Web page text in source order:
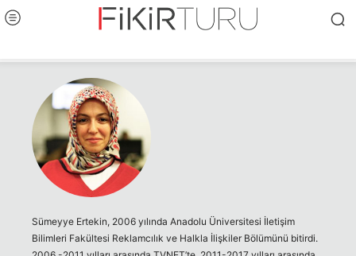
Sümeyye Ertekin, 2006 yılında Anadolu Üniversitesi İletişim
Bilimleri Fakültesi Reklamcılık ve Halkla İlişkiler Bölümünü bitirdi.